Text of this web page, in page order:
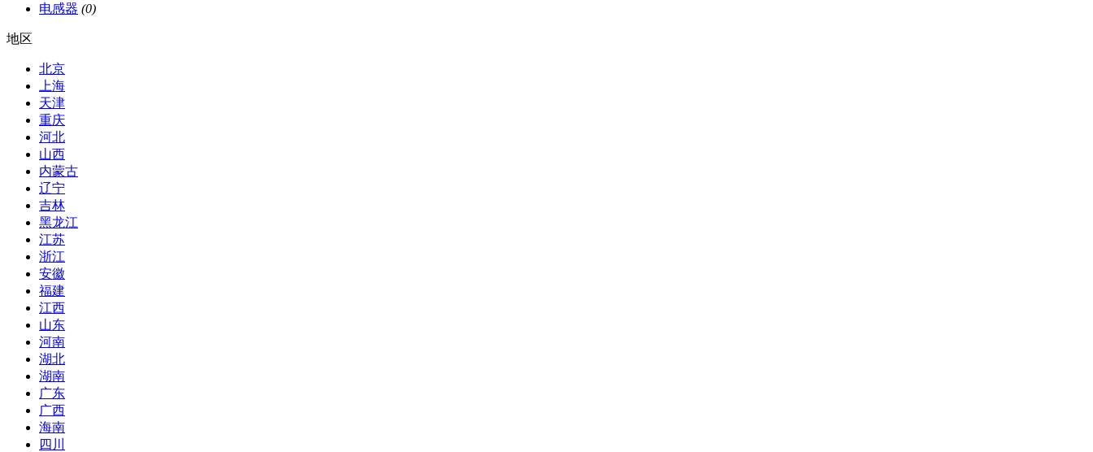
电感器 (0)
地区
北京
上海
天津
重庆
河北
山西
内蒙古
辽宁
吉林
黑龙江
江苏
浙江
安徽
福建
江西
山东
河南
湖北
湖南
广东
广西
海南
四川